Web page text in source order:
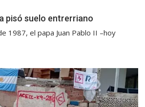
pisó suelo entrerriano
1987, el papa Juan Pablo II –hoy